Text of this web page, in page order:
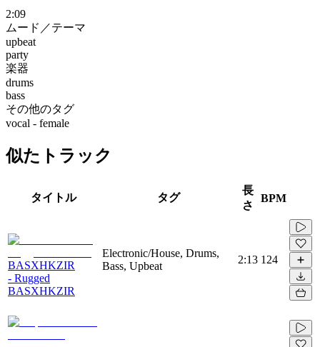
2:09
ムード／テーマ
upbeat
party
楽器
drums
bass
その他のタグ
vocal - female
似たトラック
タイトル タグ
長
さ
BPM
BASXHKZIR
- Rugged
BASXHKZIR
Electronic/House, Drums,
Bass, Upbeat
2:13 124